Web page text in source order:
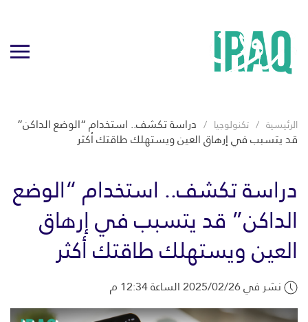
الرئيسية تكنولوجيا دراسة تكشف.. استخدام “الوضع الداكن”
قد يتسبب في إرهاق العين ويستهلك طاقتك أكثر
دراسة تكشف.. استخدام “الوضع
الداكن” قد يتسبب في إرهاق
العين ويستهلك طاقتك أكثر
نشر في 2025/02/26 الساعة 12:34 م